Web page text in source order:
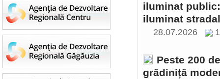
iluminat
iluminat
28.07.2026
Peste 200
grădiniță